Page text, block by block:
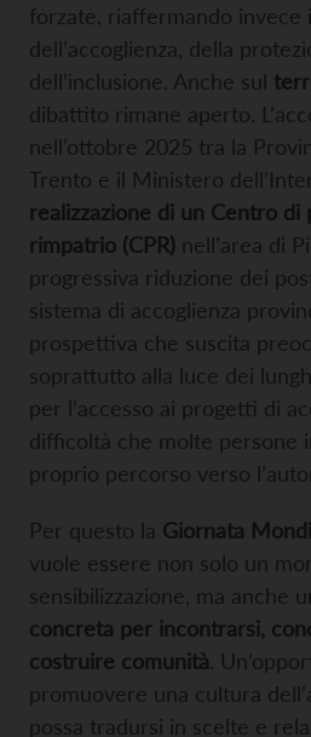
forzate, riaffermando invece
dell’accoglienza, della
dell’inclusione. Anche sul
dibattito rimane aperto.
nell’ottobre 2025 tra la
Trento e il Ministero
realizzazione di un Centro di
rimpatrio (CPR) nell’area di
progressiva riduzione dei
sistema di accoglienza
prospettiva che suscita
soprattutto alla luce dei
per l’accesso ai progetti di
difficoltà che molte persone
proprio percorso verso
Per questo la Giornata
vuole essere non solo un
sensibilizzazione, ma anche
concreta per incontrarsi,
costruire comunità.
promuovere una cultura
possa tradursi in scelte e